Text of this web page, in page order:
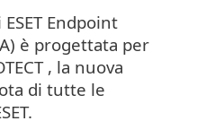
Endpoint
è progettata per
, la nuova
di tutte le